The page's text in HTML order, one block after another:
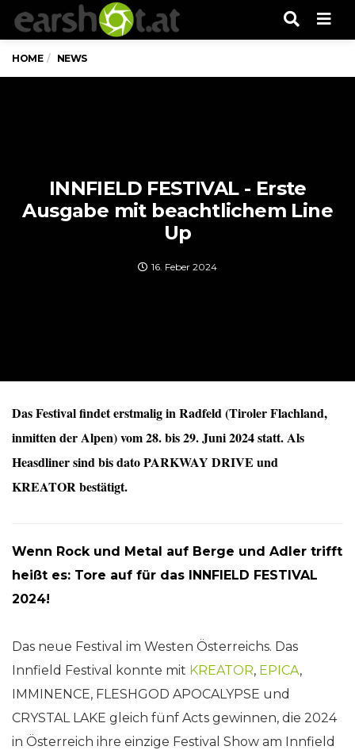
HOME NEWS
INNFIELD FESTIVAL - Erste
Ausgabe mit beachtlichem Line
Up
16. Feber 2024
Das Festival findet erstmalig in Radfeld (Tiroler Flachland,
inmitten der Alpen) vom 28. bis 29. Juni 2024 statt. Als
Heasdliner sind bis dato PARKWAY DRIVE und
KREATOR bestätigt.
Wenn Rock und Metal auf Berge und Adler trifft
heißt es: Tore auf für das INNFIELD FESTIVAL
2024!
Das neue Festival im Westen Österreichs. Das
Innfield Festival konnte mit KREATOR, EPICA,
IMMINENCE, FLESHGOD APOCALYPSE und
CRYSTAL LAKE gleich fünf Acts gewinnen, die 2024
in Österreich ihre einzige Festival Show am Innfield